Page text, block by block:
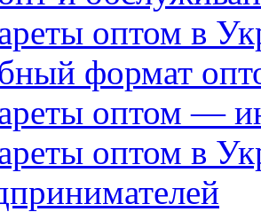
оптом в
формат
оптом —
оптом в